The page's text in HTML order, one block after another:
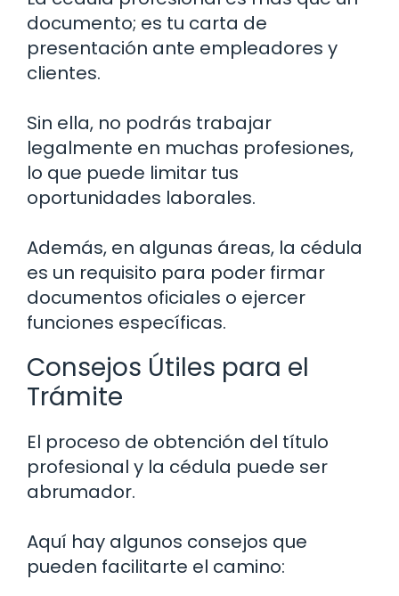
documento; es tu carta de
presentación ante empleadores y
clientes.
Sin ella, no podrás trabajar
legalmente en muchas profesiones,
lo que puede limitar tus
oportunidades laborales.
Además, en algunas áreas, la cédula
es un requisito para poder firmar
documentos oficiales o ejercer
funciones específicas.
Consejos Útiles para el
Trámite
El proceso de obtención del título
profesional y la cédula puede ser
abrumador.
Aquí hay algunos consejos que
pueden facilitarte el camino: